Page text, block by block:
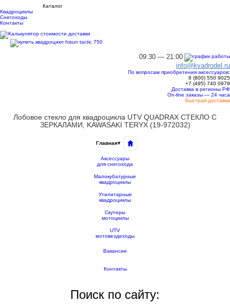
Каталог
Квадроциклы
Снегоходы
Контакты
09:30 — 21:00
info@kvadrodel.ru
По вопросам приобретения аксессуаров:
8 (800) 550 9025
+7 (495) 740 0979
Доставка в регионы РФ
On-line заказы — 24 часа
Быстрая доставка
Лобовое стекло для квадроцикла UTV QUADRAX СТЕКЛО C
ЗЕРКАЛАМИ, KAWASAKI TERYX (19-972032)
Главная▾
Аксессуары
для снегохода
Малокубатурные
квадроциклы
Утилитарные
квадроциклы
Скутеры
мотоциклы
UTV
мотовездеходы
Вакансии
Контакты
Поиск по сайту: